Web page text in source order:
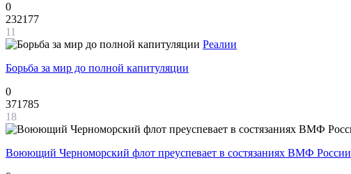
0
232177
11
Реалии
Борьба за мир до полной капитуляции
0
371785
18
Воюющий Черноморский флот преуспевает в состязаниях ВМФ России